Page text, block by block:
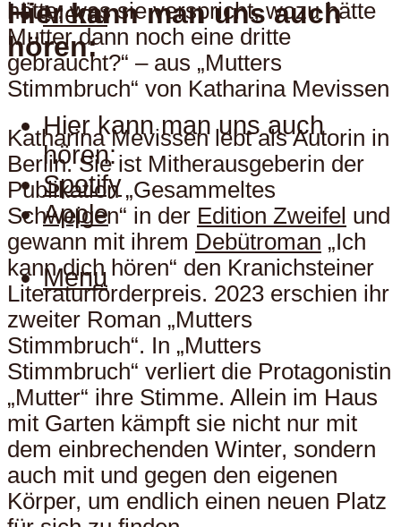
Menu
Hier kann man uns auch
hören:
Hier kann man uns auch
hören:
Spotify
Apple
Menu
hätte, was sie verspricht, wozu hätte
Mutter dann noch eine dritte
gebraucht?“ – aus „Mutters
Stimmbruch“ von Katharina Mevissen
Katharina Mevissen lebt als Autorin in
Berlin. Sie ist Mitherausgeberin der
Publikation „Gesammeltes
Schweigen“ in der Edition Zweifel und
gewann mit ihrem Debütroman „Ich
kann dich hören“ den Kranichsteiner
Literaturförderpreis. 2023 erschien ihr
zweiter Roman „Mutters
Stimmbruch“. In „Mutters
Stimmbruch“ verliert die Protagonistin
„Mutter“ ihre Stimme. Allein im Haus
mit Garten kämpft sie nicht nur mit
dem einbrechenden Winter, sondern
auch mit und gegen den eigenen
Körper, um endlich einen neuen Platz